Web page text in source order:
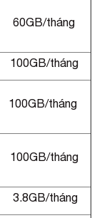
60GB/tháng
100GB/tháng
100GB/tháng
100GB/tháng
3.8GB/tháng